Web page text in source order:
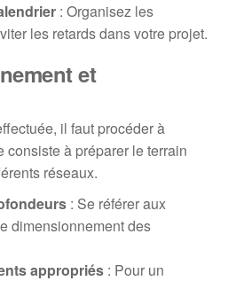
: Organisez les
les retards dans votre projet.
et
il faut procéder à
consiste à préparer le terrain
réseaux.
: Se référer aux
dimensionnement des
appropriés : Pour un